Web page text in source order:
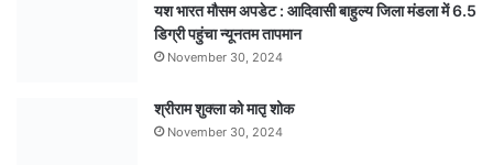
यश भारत मौसम अपडेट : आदिवासी बाहुल्य जिला मंडला में 6.5
डिग्री पहुंचा न्यूनतम तापमान
November 30, 2024
श्रीराम शुक्ला को मातृ शोक
November 30, 2024